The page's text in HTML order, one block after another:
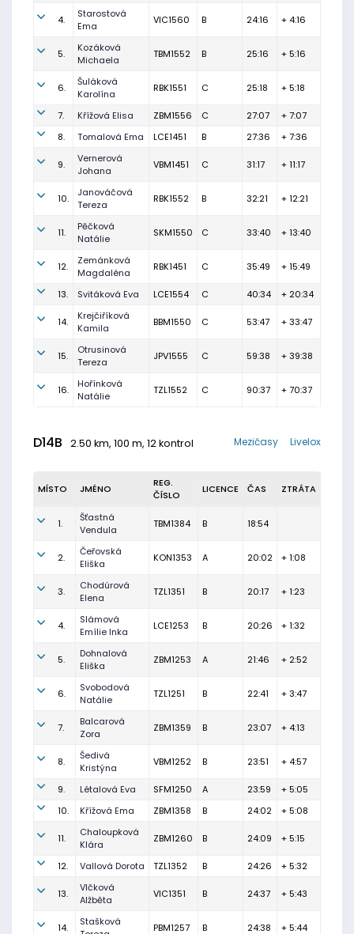
4.
Starostová
Ema
VIC1560 B 24:16 + 4:16
5.
Kozáková
Michaela
TBM1552 B 25:16 + 5:16
6.
Šuláková
Karolína
RBK1551 C 25:18 + 5:18
7. Křížová Elisa ZBM1556 C 27:07
+ 7:07
8.
Tomalová Ema LCE1451 B 27:36 + 7:36
9.
Vernerová
Johana
VBM1451 C 31:17 + 11:17
10.
Janováčová
Tereza
RBK1552 B 32:21 + 12:21
11.
Pěčková
Natálie
SKM1550 C 33:40 + 13:40
12.
Zemánková
Magdaléna
RBK1451 C 35:49 + 15:49
13. Svitáková Eva LCE1554 C 40:34 + 20:34
14.
Krejčiříková
Kamila
BBM1550 C 53:47 + 33:47
15.
Otrusinová
Tereza
JPV1555 C 59:38 + 39:38
16.
Hořínková
Natálie
TZL1552 C 90:37 + 70:37
D14B 2.50 km, 100 m, 12 kontrol Livelox
Mezičasy
MÍSTO JMÉNO
REG.
ČÍSLO
LICENCE ČAS ZTRÁTA
1.
Šťastná
Vendula
TBM1384 B 18:54
2.
Čeřovská
Eliška
KON1353 A 20:02 + 1:08
3.
Chodúrová
Elena
TZL1351 B 20:17 + 1:23
4.
Slámová
Emílie Inka
LCE1253 B 20:26 + 1:32
5.
Dohnalová
Eliška
ZBM1253 A 21:46 + 2:52
6.
Svobodová
Natálie
TZL1251 B 22:41 + 3:47
7.
Balcarová
Zora
ZBM1359 B 23:07 + 4:13
8.
Šedivá
Kristýna
VBM1252 B 23:51 + 4:57
9. Létalová Eva SFM1250 A 23:59
+ 5:05
10.
Křížová Ema ZBM1358 B 24:02 + 5:08
11.
Chaloupková
Klára
ZBM1260 B 24:09 + 5:15
12. Vallová Dorota TZL1352 B 24:26 + 5:32
13.
Vlčková
Alžběta
VIC1351 B 24:37 + 5:43
14.
Stašková
PBM1257 B 24:38 + 5:44